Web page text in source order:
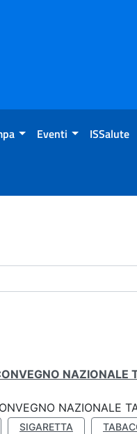
Eventi ISSalute
NAZIONALE
NAZIONALE
SIGARETTA